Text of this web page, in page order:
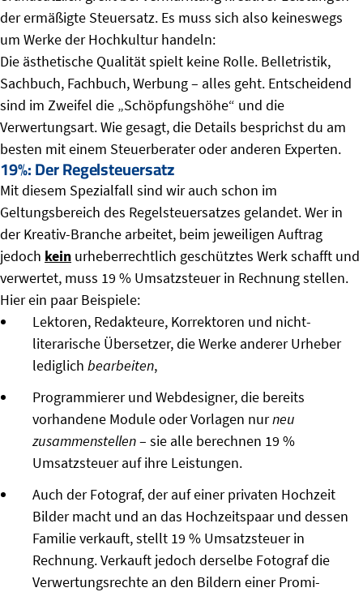
der ermäßigte Steuersatz. Es muss sich also keineswegs
um Werke der Hochkultur handeln:
Die ästhetische Qualität spielt keine Rolle. Belletristik,
Sachbuch, Fachbuch, Werbung – alles geht. Entscheidend
sind im Zweifel die „Schöpfungshöhe“ und die
Verwertungsart. Wie gesagt, die Details besprichst du am
besten mit einem Steuerberater oder anderen Experten.
19%: Der Regelsteuersatz
Mit diesem Spezialfall sind wir auch schon im
Geltungsbereich des Regelsteuersatzes gelandet. Wer in
der Kreativ-Branche arbeitet, beim jeweiligen Auftrag
jedoch kein urheberrechtlich geschütztes Werk schafft und
verwertet, muss 19 % Umsatzsteuer in Rechnung stellen.
Hier ein paar Beispiele:
Lektoren, Redakteure, Korrektoren und nicht-
literarische Übersetzer, die Werke anderer Urheber
lediglich bearbeiten,
Programmierer und Webdesigner, die bereits
vorhandene Module oder Vorlagen nurneu
zusammenstellen– sie alle berechnen 19 %
Umsatzsteuer auf ihre Leistungen.
Auch der Fotograf, der auf einer privaten Hochzeit
Bilder macht und an das Hochzeitspaar und dessen
Familie verkauft, stellt 19 % Umsatzsteuer in
Rechnung. Verkauft jedoch derselbe Fotograf die
Verwertungsrechte an den Bildern einer Promi-